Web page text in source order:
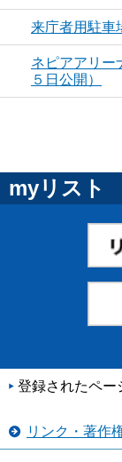
来庁者用駐車
ネピアアリー
５日公開）
myリスト
登録されたペー
リンク・著作